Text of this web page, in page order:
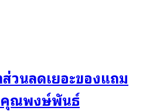
ส่วนลดเยอะของแถม
คุณพงษ์พันธ์